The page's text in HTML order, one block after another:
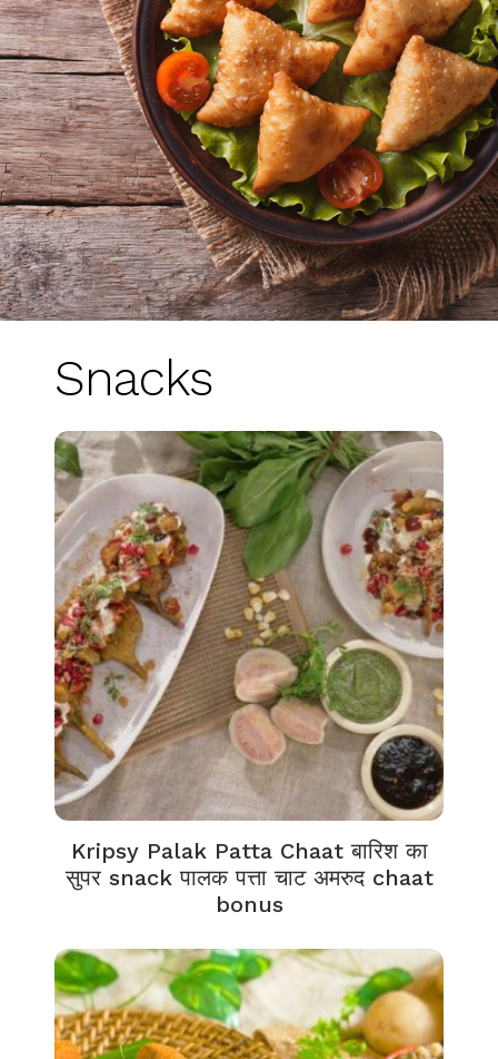
Snacks
Kripsy Palak Patta Chaat बारिश का
सुपर snack पालक पत्ता चाट अमरुद chaat
bonus